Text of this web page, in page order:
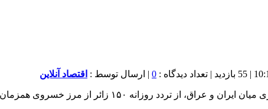
0 | ارسال توسط : اقتصاد آنلاین
۱۵۰ زائر از مرز خسروی همزمان با بازگشایی آن خبر داد.